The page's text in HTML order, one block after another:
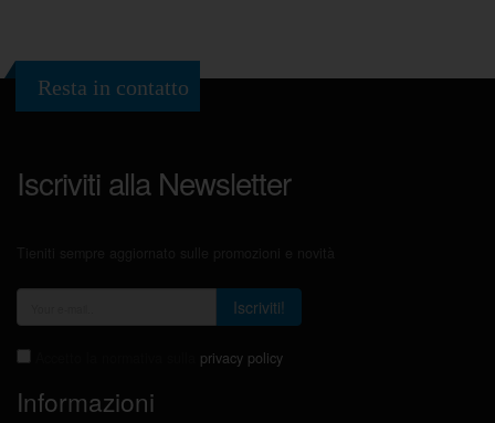
Resta in contatto
Iscriviti alla Newsletter
Iscriviti!
privacy policy
Informazioni